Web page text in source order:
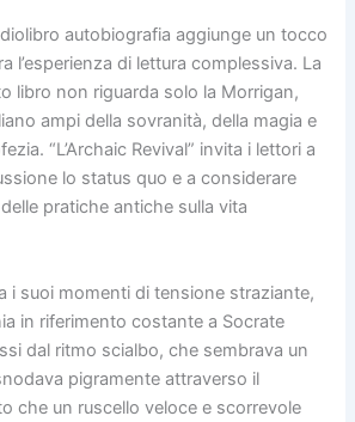
autobiografia aggiunge un tocco
l’esperienza di lettura complessiva. La
libro non riguarda solo la Morrigan,
ampi della sovranità, della magia e
“L’Archaic Revival” invita i lettori a
lo status quo e a considerare
pratiche antiche sulla vita
i suoi momenti di tensione straziante,
in riferimento costante a Socrate
dal ritmo scialbo, che sembrava un
pigramente attraverso il
che un ruscello veloce e scorrevole